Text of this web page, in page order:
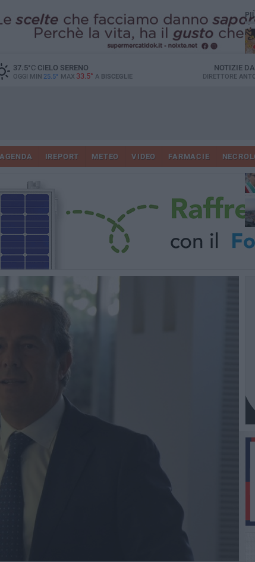
37.5°CCIELO SERENO
OGGI MIN 25.5° MAX 33.5° A BISCEGLIE
NOTIZIE
DIRETTORE
AGENDA IREPORT METEO VIDEO FARMACIE